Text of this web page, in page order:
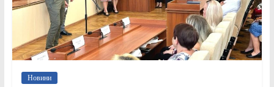
Новини